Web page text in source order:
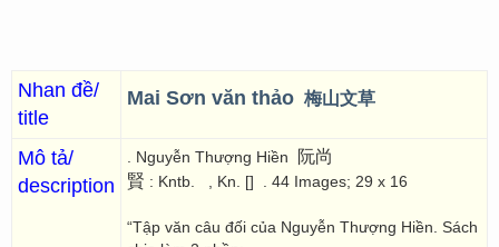
Nhan đề/
title
Mai Sơn văn thảo 梅山文草
Mô tả/
description
. Nguyễn Thượng Hiền
阮尚
賢 : Kntb. , Kn. [] . 44 Images; 29 x 16
“Tập văn câu đối của Nguyễn Thượng Hiền. Sách